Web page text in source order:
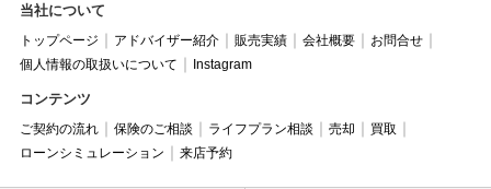
当社について
トップページ アドバイザー紹介 販売実績 会社概要
お問合せ
個人情報の取扱いについて
Instagram
コンテンツ
ご契約の流れ 保険のご相談 ライフプラン相談 売却
買取
ローンシミュレーション
来店予約